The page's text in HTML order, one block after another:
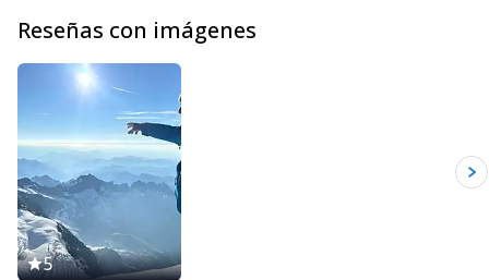
training, had a huge professional development and became a
Now I’m working full-time as a mountain guide, sharing my
passion with a lot of different people on the Alps, since I'm based
in the Monte Rosa area, but also around the world.
Reseñas con imágenes
5